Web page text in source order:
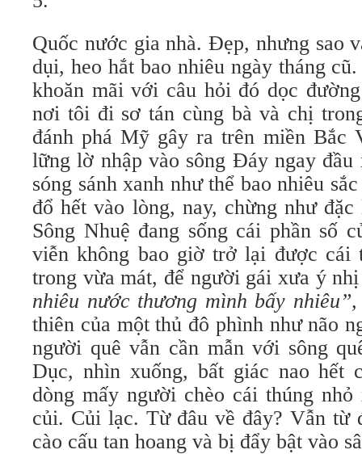
Quốc nước gia nhà. Đẹp, nhưng sao
dụi, heo hắt bao nhiêu ngày tháng
khoăn mãi với câu hỏi đó dọc
nơi tôi đi sơ tán cùng bà và chị
đánh phá Mỹ gây ra trên miền Bắc
lững lờ nhập vào sông Đáy ngay
sóng sánh xanh như thể bao nhiêu
đổ hết vào lòng, nay, chừng như
Sông Nhuệ đang sống cái phần số
viễn không bao giờ trở lại được cái
trong vừa mát, để người gái xưa ý
nhiêu nước thương mình bấy nhiêu”,
thiên của một thủ đô phình như não
người quê vẫn cần mẫn với sông
Dục, nhìn xuống, bất giác nao hết
dòng mấy người chèo cái thúng
củi. Củi lạc. Từ đâu về đây? Vẫn từ
cào cấu tan hoang và bị đẩy bật vào